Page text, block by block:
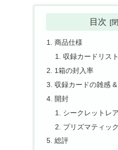
目次
商品仕様
収録カードリスト
1箱の封入率
収録カードの雑感
開封
シークレットレア
プリズマティッ
総評